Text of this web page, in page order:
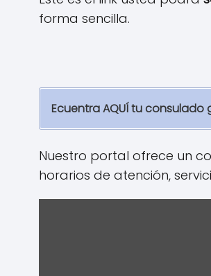
forma sencilla.
Ecuentra AQUÍ tu
Nuestro portal ofrece un
horarios de atención,